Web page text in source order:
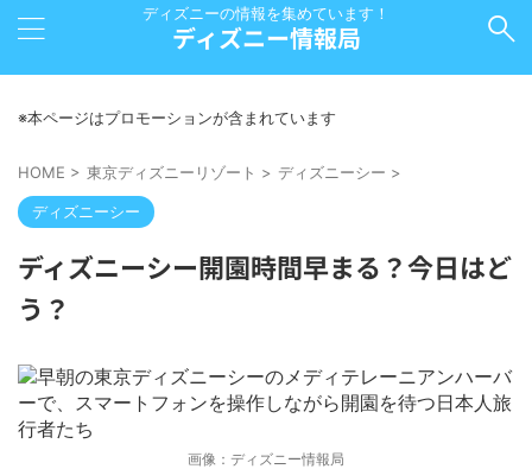
ディズニーの情報を集めています！
ディズニー情報局
※本ページはプロモーションが含まれています
HOME > 東京ディズニーリゾート > ディズニーシー >
ディズニーシー
ディズニーシー開園時間早まる？今日はど
う？
画像：ディズニー情報局